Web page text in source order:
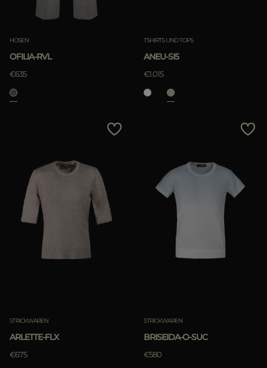
HOSEN
OFILIA-RVL
€635
TSHIRTS UND TOPS
ANEU-SI5
€1.015
STRICKWAREN
ARLETTE-FLX
€675
STRICKWAREN
BRISEIDA-O-SUC
€580